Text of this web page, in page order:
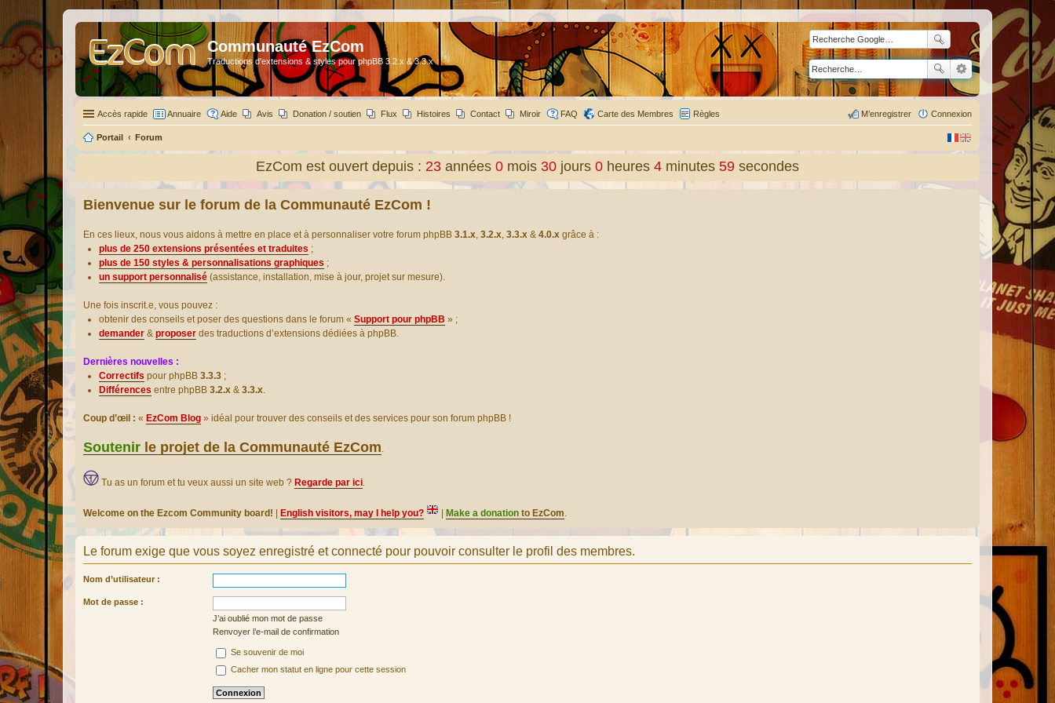
Communauté EzCom
Traductions d'extensions & styles pour phpBB 3.2.x & 3.3.x
Accès rapide Annuaire Aide Avis Donation / soutien Flux Histoires Contact Miroir FAQ Carte des Membres Règles Connexion
M’enregistrer
Portail Forum
EzCom est ouvert depuis : 23 années 0 mois 30 jours 0 heures 4 minutes 59 secondes
Bienvenue sur le forum de la Communauté EzCom !
En ces lieux, nous vous aidons à mettre en place et à personnaliser votre forum phpBB 3.1.x, 3.2.x, 3.3.x & 4.0.x grâce à :
plus de 250 extensions présentées et traduites ;
plus de 150 styles & personnalisations graphiques ;
un support personnalisé (assistance, installation, mise à jour, projet sur mesure).
Une fois inscrit.e, vous pouvez :
obtenir des conseils et poser des questions dans le forum « Support pour phpBB » ;
demander & proposer des traductions d’extensions dédiées à phpBB.
Dernières nouvelles :
Correctifs pour phpBB 3.3.3 ;
Différences entre phpBB 3.2.x & 3.3.x.
Coup d’œil : « EzCom Blog » idéal pour trouver des conseils et des services pour son forum phpBB !
Soutenir le projet de la Communauté EzCom.
Tu as un forum et tu veux aussi un site web ? Regarde par ici.
Welcome on the Ezcom Community board! English visitors, may I help you? Make a donation to EzCom.
Le forum exige que vous soyez enregistré et connecté pour pouvoir consulter le profil des membres.
Nom d’utilisateur :
Mot de passe :
J’ai oublié mon mot de passe
Renvoyer l’e-mail de confirmation
Se souvenir de moi
Cacher mon statut en ligne pour cette session